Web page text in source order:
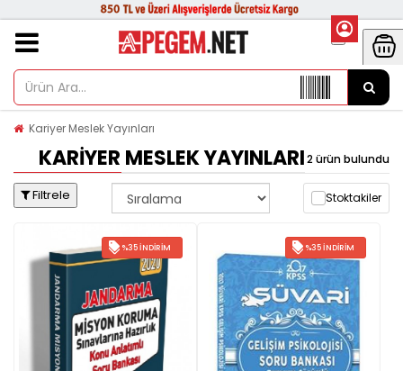
Kariyer Meslek Yayınları
KARIYER MESLEK YAYINLARI2 ürün bulundu
Filtrele Stoktakiler
%35 İNDIRIM %35 İNDIRIM